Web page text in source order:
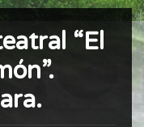
“El